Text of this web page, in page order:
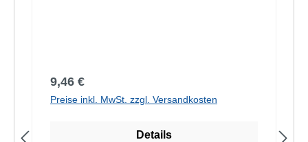
Regulärer Preis:
9,46 €
Preise inkl. MwSt. zzgl. Versandkosten
Details